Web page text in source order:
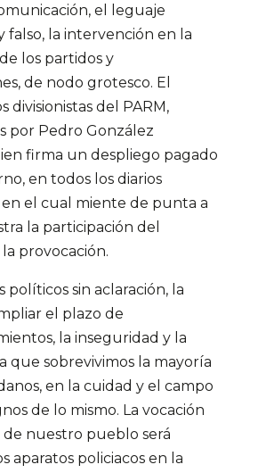
el leguaje
falso, la intervención en la
los partidos y
de nodo grotesco. El
divisionistas del PARM,
por Pedro González
firma un despliego pagado
en todos los diarios
en el cual miente de punta a
la participación del
provocación.
políticos sin aclaración, la
el plazo de
la inseguridad y la
que sobrevivimos la mayoría
en la cuidad y el campo
de lo mismo. La vocación
nuestro pueblo será
aparatos policiacos en la